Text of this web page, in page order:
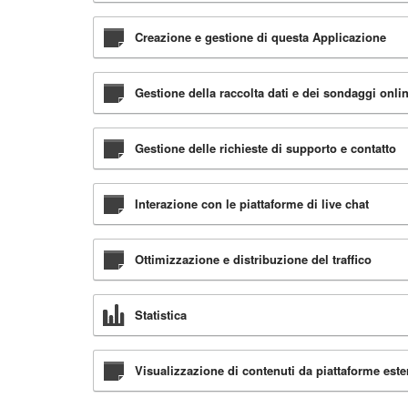
Creazione e gestione di questa Applicazione
Gestione della raccolta dati e dei sondaggi
Gestione delle richieste di supporto e contatto
Interazione con le piattaforme di live chat
Ottimizzazione e distribuzione del traffico
Statistica
Visualizzazione di contenuti da piattaforme